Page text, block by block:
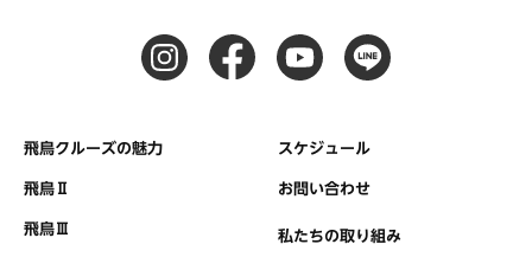
飛鳥クルーズの魅力
飛鳥Ⅱ
飛鳥Ⅲ
スケジュール
お問い合わせ
私たちの取り組み